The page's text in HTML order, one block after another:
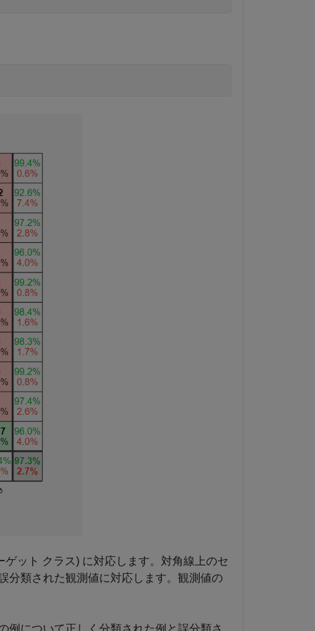
ット クラス) に対応します。対角線上のセ
分類された観測値に対応します。観測値の
例について正しく分類された例と誤分類さ